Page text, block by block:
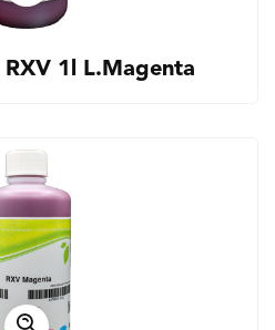
1l L.Magenta